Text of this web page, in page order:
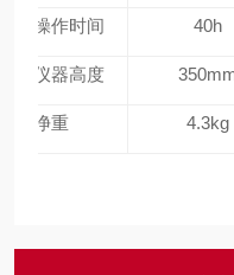
操作时间 40h
仪器高度
净重 4.3kg